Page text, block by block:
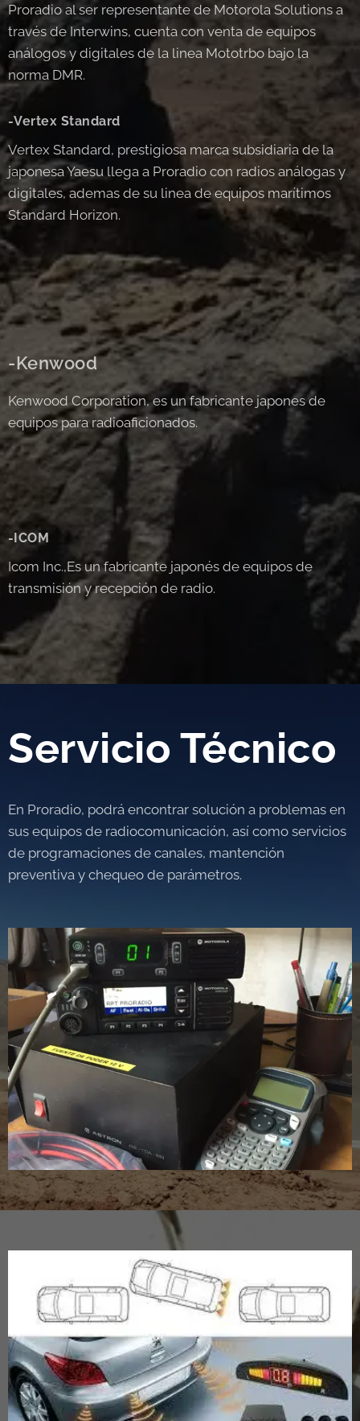
Proradio al ser representante de Motorola Solutions a
través de Interwins, cuenta con venta de equipos
análogos y digitales de la linea Mototrbo bajo la
norma DMR.
-Vertex Standard
Vertex Standard, prestigiosa marca subsidiaria de la
japonesa Yaesu llega a Proradio con radios análogas y
digitales, ademas de su linea de equipos marítimos
Standard Horizon.
-Kenwood
Kenwood Corporation, es un fabricante japones de
equipos para radioaficionados.
-ICOM
Icom Inc.,Es un fabricante japonés de equipos de
transmisión y recepción de radio.
Servicio Técnico
En Proradio, podrá encontrar solución a problemas en
sus equipos de radiocomunicación, así como servicios
de programaciones de canales, mantención
preventiva y chequeo de parámetros.